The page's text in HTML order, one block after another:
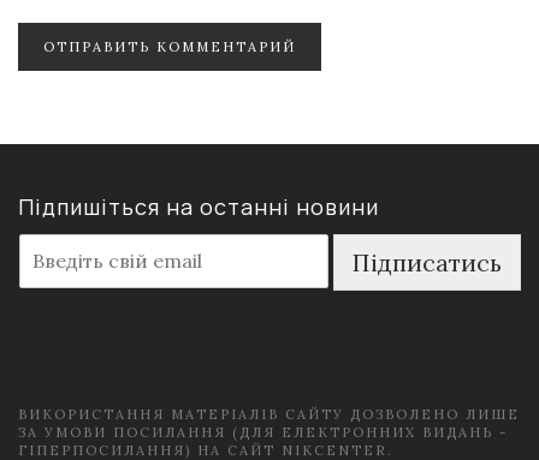
ОТПРАВИТЬ КОММЕНТАРИЙ
Підпишіться на останні новини
m
a
Підписатись
ВИКОРИСТАННЯ МАТЕРІАЛІВ САЙТУ ДОЗВОЛЕНО ЛИШЕ
ЗА УМОВИ ПОСИЛАННЯ (ДЛЯ ЕЛЕКТРОННИХ ВИДАНЬ -
ГІПЕРПОСИЛАННЯ) НА САЙТ NIKCENTER.